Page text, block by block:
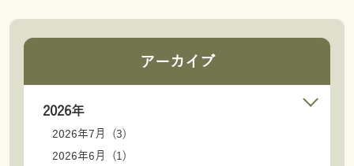
アーカイブ
2026年
2026年7月 (3)
2026年6月 (1)